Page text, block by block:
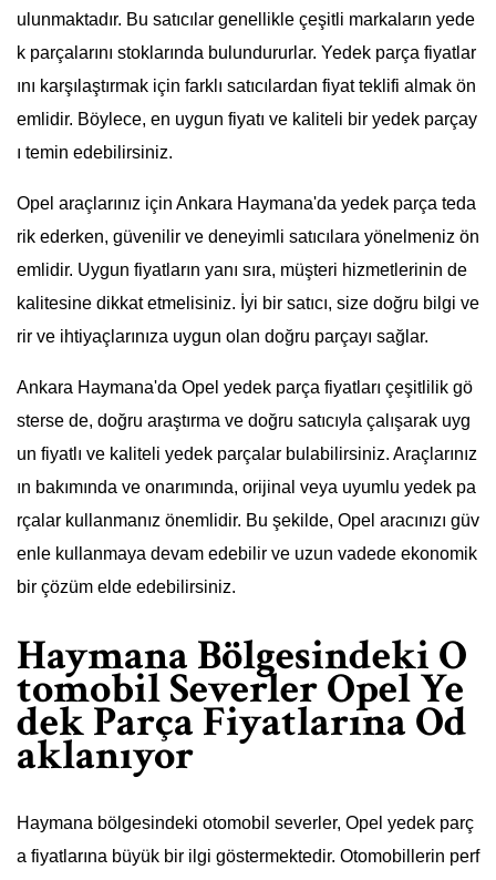
ulunmaktadır. Bu satıcılar genellikle çeşitli markaların yede
k parçalarını stoklarında bulundururlar. Yedek parça fiyatlar
ını karşılaştırmak için farklı satıcılardan fiyat teklifi almak ön
emlidir. Böylece, en uygun fiyatı ve kaliteli bir yedek parçay
ı temin edebilirsiniz.
Opel araçlarınız için Ankara Haymana'da yedek parça teda
rik ederken, güvenilir ve deneyimli satıcılara yönelmeniz ön
emlidir. Uygun fiyatların yanı sıra, müşteri hizmetlerinin de
kalitesine dikkat etmelisiniz. İyi bir satıcı, size doğru bilgi ve
rir ve ihtiyaçlarınıza uygun olan doğru parçayı sağlar.
Ankara Haymana'da Opel yedek parça fiyatları çeşitlilik gö
sterse de, doğru araştırma ve doğru satıcıyla çalışarak uyg
un fiyatlı ve kaliteli yedek parçalar bulabilirsiniz. Araçlarınız
ın bakımında ve onarımında, orijinal veya uyumlu yedek pa
rçalar kullanmanız önemlidir. Bu şekilde, Opel aracınızı güv
enle kullanmaya devam edebilir ve uzun vadede ekonomik
bir çözüm elde edebilirsiniz.
Haymana Bölgesindeki O
tomobil Severler Opel Ye
dek Parça Fiyatlarına Od
aklanıyor
Haymana bölgesindeki otomobil severler, Opel yedek parç
a fiyatlarına büyük bir ilgi göstermektedir. Otomobillerin perf